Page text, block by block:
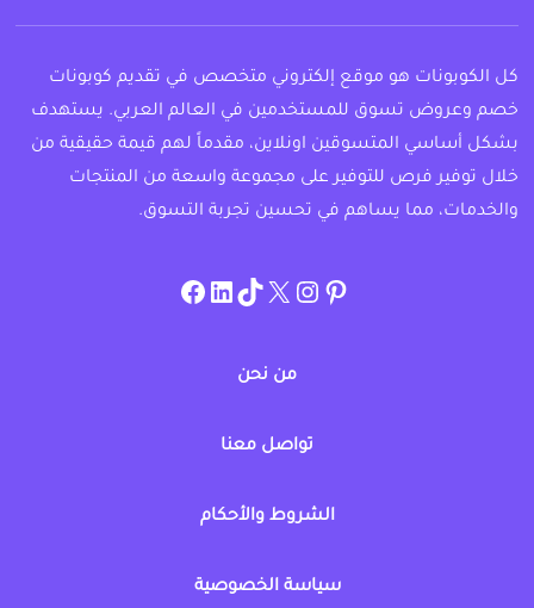
كل الكوبونات هو موقع إلكتروني متخصص في تقديم كوبونات
خصم وعروض تسوق للمستخدمين في العالم العربي. يستهدف
بشكل أساسي المتسوقين اونلاين، مقدماً لهم قيمة حقيقية من
خلال توفير فرص للتوفير على مجموعة واسعة من المنتجات
والخدمات، مما يساهم في تحسين تجربة التسوق.
pinterest
allcouponat
twitter
TikTok
linkedin
facebook
من نحن
تواصل معنا
الشروط والأحكام
سياسة الخصوصية